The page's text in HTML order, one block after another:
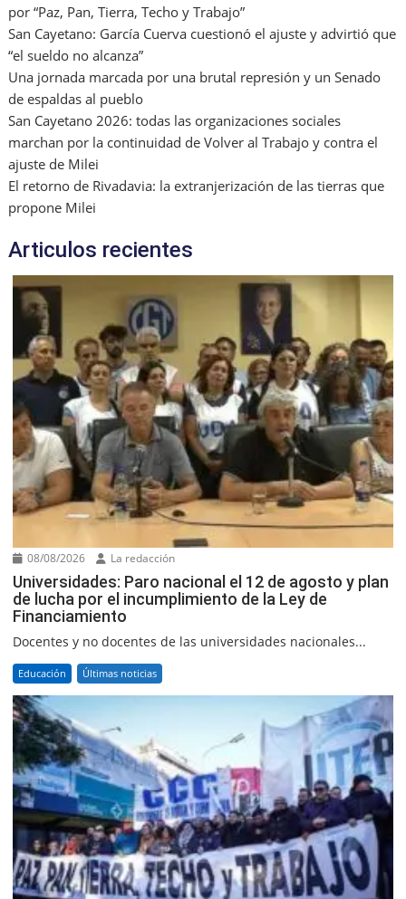
por “Paz, Pan, Tierra, Techo y Trabajo”
San Cayetano: García Cuerva cuestionó el ajuste y advirtió que
“el sueldo no alcanza”
Una jornada marcada por una brutal represión y un Senado
de espaldas al pueblo
San Cayetano 2026: todas las organizaciones sociales
marchan por la continuidad de Volver al Trabajo y contra el
ajuste de Milei
El retorno de Rivadavia: la extranjerización de las tierras que
propone Milei
Articulos recientes
08/08/2026 La redacción
Universidades: Paro nacional el 12 de agosto y plan
de lucha por el incumplimiento de la Ley de
Financiamiento
Docentes y no docentes de las universidades nacionales...
Educación Últimas noticias